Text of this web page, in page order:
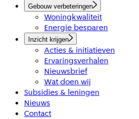
Gebouw verbeteringen
Woningkwaliteit
Energie besparen
Inzicht krijgen
Acties & initiatieven
Ervaringsverhalen
Nieuwsbrief
Wat doen wij
Subsidies & leningen
Nieuws
Contact